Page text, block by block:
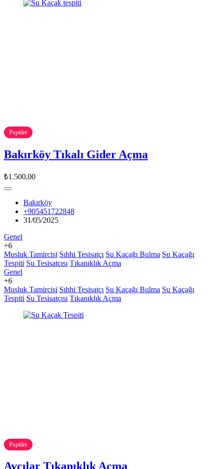
Popüler
Bakırköy Tıkalı Gider Açma
₺1.500,00
Bakırköy
+905451722848
31/05/2025
Genel
+6
Musluk Tamircisi Sıhhi Tesisatçı Su Kaçağı Bulma Su Kaçağı
Tespiti Su Tesisatçısı Tıkanıklık Açma
Genel
+6
Musluk Tamircisi Sıhhi Tesisatçı Su Kaçağı Bulma Su Kaçağı
Tespiti Su Tesisatçısı Tıkanıklık Açma
Popüler
Avcılar Tıkanıklık Açma